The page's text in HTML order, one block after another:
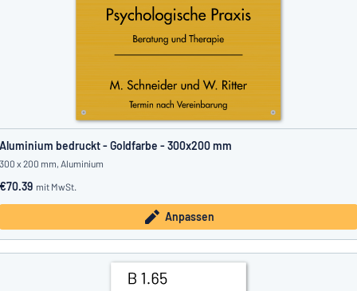
Aluminium bedruckt - Goldfarbe - 300x200 mm
300 x 200 mm, Aluminium
€70.39 mit MwSt.
Anpassen